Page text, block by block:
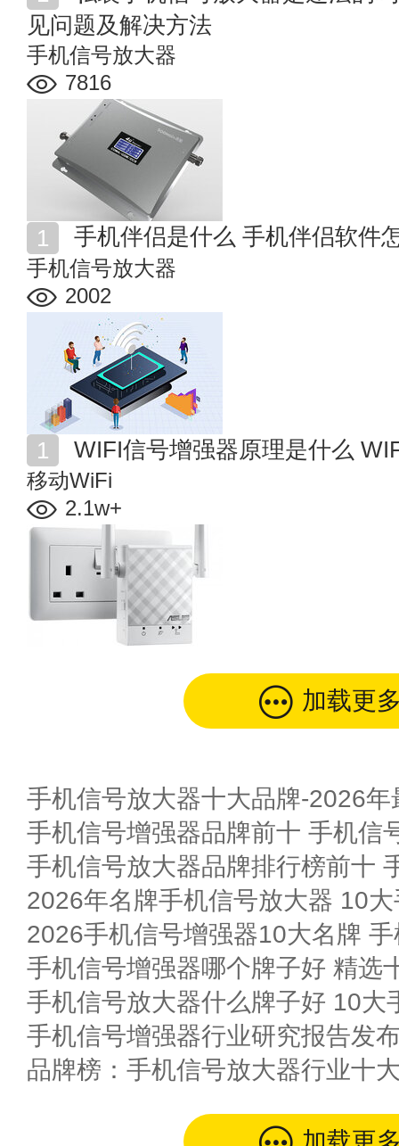
见问题及解决方法
手机信号放大器
7816
手机伴侣是什么 手机伴侣软件
手机信号放大器
2002
WIFI信号增强器原理是什么
移动WiFi
2.1w+
加载更
手机信号放大器十大品牌-2026年